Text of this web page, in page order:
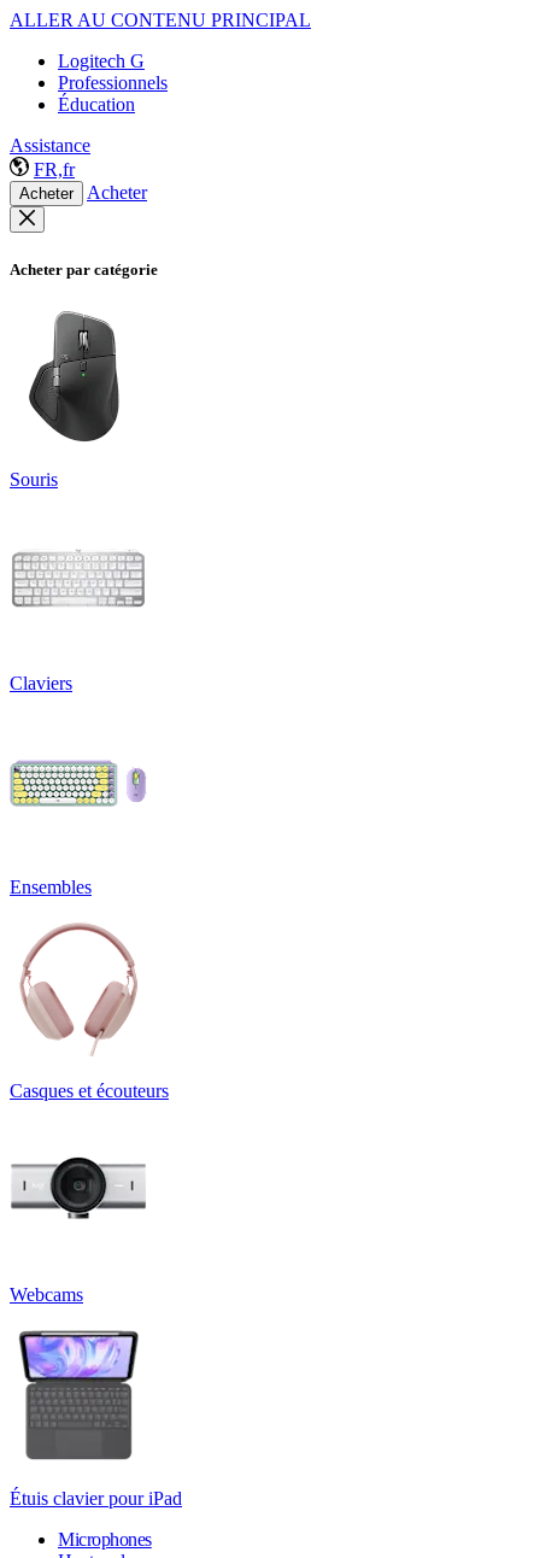
ALLER AU CONTENU PRINCIPAL
Logitech G
Professionnels
Éducation
Assistance
FR,fr
Acheter Acheter
Acheter par catégorie
Souris
Claviers
Ensembles
Casques et écouteurs
Webcams
Étuis clavier pour iPad
Microphones